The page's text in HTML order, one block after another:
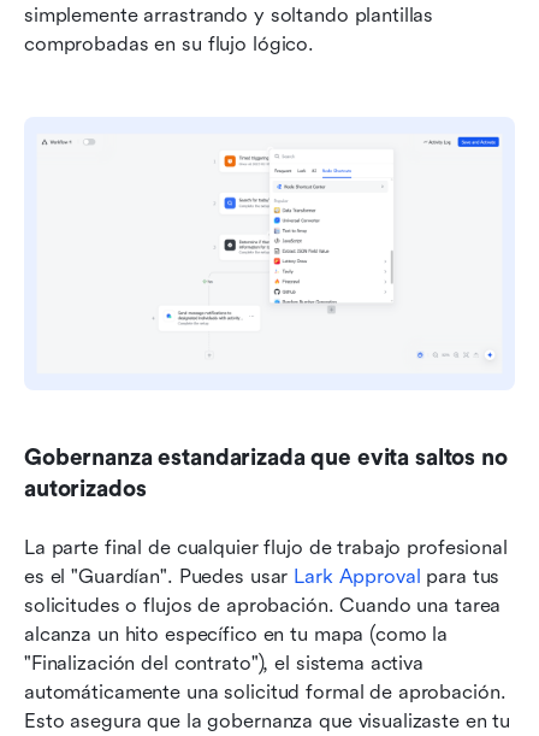
simplemente arrastrando y soltando plantillas
comprobadas en su flujo lógico.
Gobernanza estandarizada que evita saltos no
autorizados
La parte final de cualquier flujo de trabajo profesional
es el "Guardían". Puedes usar Lark Approval para tus
solicitudes o flujos de aprobación. Cuando una tarea
alcanza un hito específico en tu mapa (como la
"Finalización del contrato"), el sistema activa
automáticamente una solicitud formal de aprobación.
Esto asegura que la gobernanza que visualizaste en tu